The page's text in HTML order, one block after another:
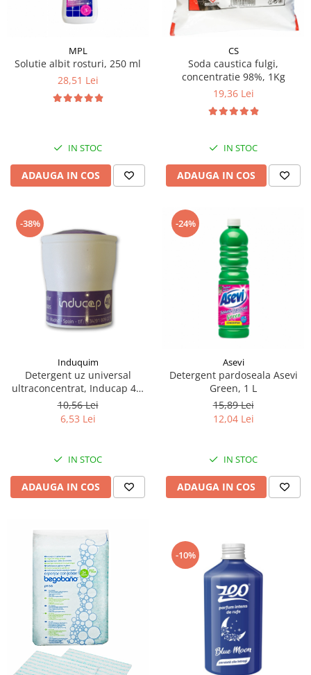
MPL
Solutie albit rosturi, 250 ml
28,51 Lei
IN STOC
ADAUGA IN COS
CS
Soda caustica fulgi,
concentratie 98%, 1Kg
19,36 Lei
IN STOC
ADAUGA IN COS
-38%
Induquim
Detergent uz universal
ultraconcentrat, Inducap 40,
22 ml
10,56 Lei
6,53 Lei
IN STOC
ADAUGA IN COS
-24%
Asevi
Detergent pardoseala Asevi
Green, 1 L
15,89 Lei
12,04 Lei
IN STOC
ADAUGA IN COS
-10%